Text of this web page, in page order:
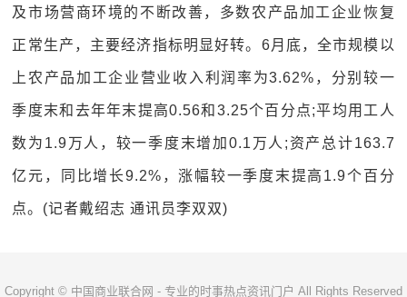
及市场营商环境的不断改善，多数农产品加工企业恢复
正常生产，主要经济指标明显好转。6月底，全市规模以
上农产品加工企业营业收入利润率为3.62%，分别较一
季度末和去年年末提高0.56和3.25个百分点;平均用工人
数为1.9万人，较一季度末增加0.1万人;资产总计163.7
亿元，同比增长9.2%，涨幅较一季度末提高1.9个百分
点。(记者戴绍志 通讯员李双双)
Copyright © 中国商业联合网 - 专业的时事热点资讯门户 All Rights Reserved